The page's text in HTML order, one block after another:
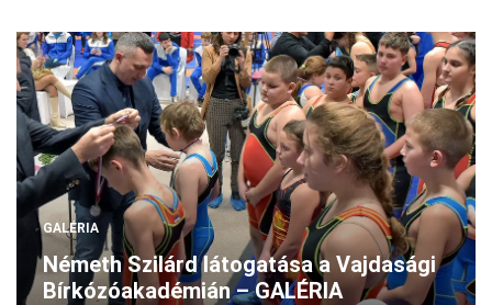
GALÉRIA
Németh Szilárd látogatása a Vajdasági
Bírkózóakadémián – GALÉRIA